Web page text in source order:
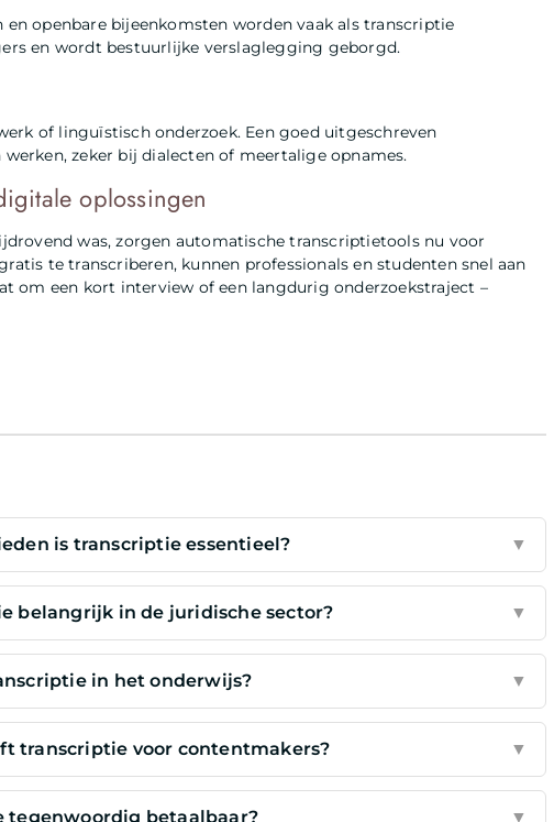
openbare bijeenkomsten worden vaak als transcriptie
en wordt bestuurlijke verslaglegging geborgd.
of linguïstisch onderzoek. Een goed uitgeschreven
zeker bij dialecten of meertalige opnames.
oplossingen
was, zorgen automatische transcriptietools nu voor
te transcriberen, kunnen professionals en studenten snel aan
om een kort interview of een langdurig onderzoekstraject –
is transcriptie essentieel? ▼
belangrijk in de juridische sector? ▼
in het onderwijs? ▼
transcriptie voor contentmakers? ▼
tegenwoordig betaalbaar? ▼